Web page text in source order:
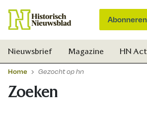
Abonneren
Nieuwsbrief Magazine HN
Home Gezocht op hn
Zoeken